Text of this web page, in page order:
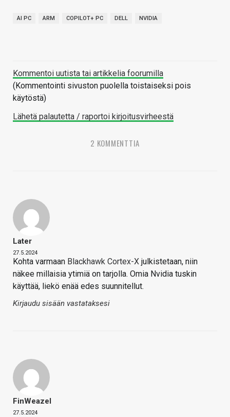
AI PC ARM COPILOT+ PC DELL NVIDIA
Kommentoi uutista tai artikkelia foorumilla
(Kommentointi sivuston puolella toistaiseksi pois
käytöstä)
Lähetä palautetta / raportoi kirjoitusvirheestä
2 KOMMENTTIA
Later
27.5.2024
Kohta varmaan Blackhawk Cortex-X julkistetaan, niin
näkee millaisia ytimiä on tarjolla. Omia Nvidia tuskin
käyttää, liekö enää edes suunnitellut.
Kirjaudu sisään vastataksesi
FinWeazel
27.5.2024